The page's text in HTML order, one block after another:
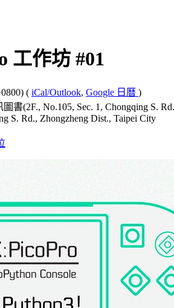
工作坊 #01
( iCal/Outlook, Google 日曆 )
(2F., No.105, Sec. 1, Chongqing S.
S. Rd., Zhongzheng Dist., Taipei City